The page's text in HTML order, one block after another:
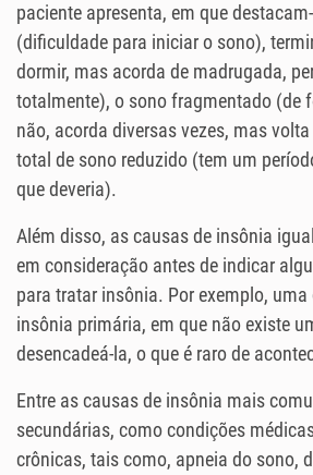
paciente apresenta, em que
(dificuldade para iniciar o sono),
dormir, mas acorda de madrugada,
totalmente), o sono fragmentado (de
não, acorda diversas vezes, mas
total de sono reduzido (tem um
que deveria).
Além disso, as causas de insônia
em consideração antes de indicar
para tratar insônia. Por exemplo, uma
insônia primária, em que não existe
desencadeá-la, o que é raro de
Entre as causas de insônia mais
secundárias, como condições
crônicas, tais como, apneia do sono,